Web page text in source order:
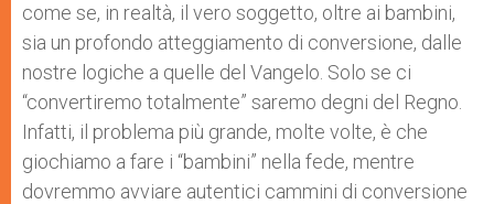
come se, in realtà, il vero soggetto, oltre ai bambini,
sia un profondo atteggiamento di conversione, dalle
nostre logiche a quelle del Vangelo. Solo se ci
“convertiremo totalmente” saremo degni del Regno.
Infatti, il problema più grande, molte volte, è che
giochiamo a fare i “bambini” nella fede, mentre
dovremmo avviare autentici cammini di conversione